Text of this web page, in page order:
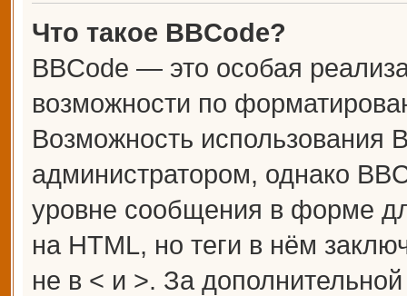
Что такое BBCode?
BBCode — это особая
возможности по
Возможность использования
администратором, однако
уровне сообщения в форме
на HTML, но теги в нём
не в < и >. За